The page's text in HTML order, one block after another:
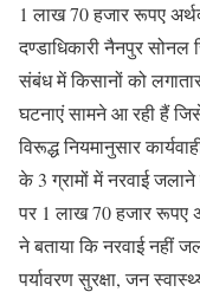
1 लाख 70 हजार रूपए
दण्डाधिकारी नैनपुर
संबंध में किसानों को
घटनाएं सामने आ रही हैं
विरूद्ध नियमानुसार
के 3 ग्रामों में नरवाई
पर 1 लाख 70 हजार रूपए
ने बताया कि नरवाई नहीं
पर्यावरण सुरक्षा, जन